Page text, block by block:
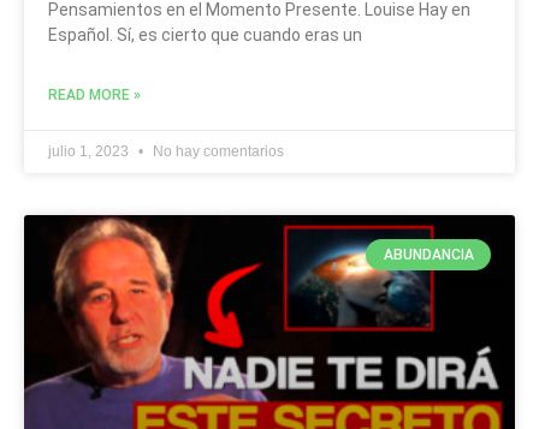
Pensamientos en el Momento Presente. Louise Hay en
Español. Sí, es cierto que cuando eras un
READ MORE »
julio 1, 2023 No hay comentarios
ABUNDANCIA